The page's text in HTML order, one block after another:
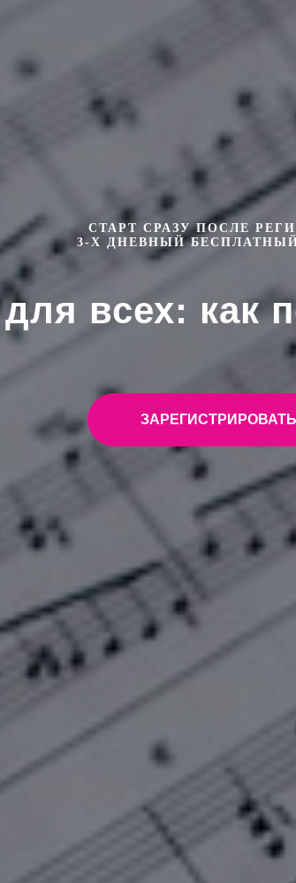
СТАРТ СРАЗУ ПОСЛЕ
3-Х ДНЕВНЫЙ
всех: как